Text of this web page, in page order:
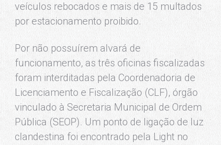
veículos rebocados e mais de 15 multados
por estacionamento proibido.
Por não possuírem alvará de
funcionamento, as três oficinas fiscalizadas
foram interditadas pela Coordenadoria de
Licenciamento e Fiscalização (CLF), órgão
vinculado à Secretaria Municipal de Ordem
Pública (SEOP). Um ponto de ligação de luz
clandestina foi encontrado pela Light no